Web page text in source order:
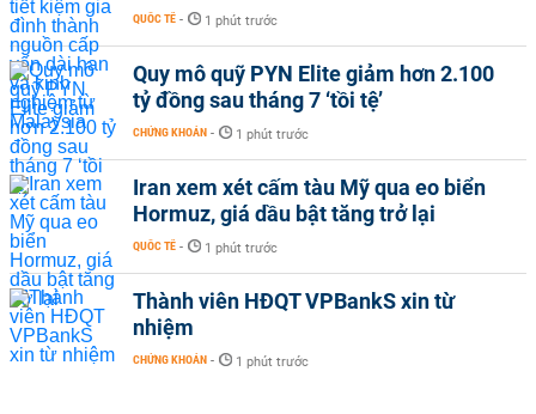
QUỐC TẾ - 1 phút trước
Quy mô quỹ PYN Elite giảm hơn 2.100
tỷ đồng sau tháng 7 ‘tồi tệ’
CHỨNG KHOÁN - 1 phút trước
Iran xem xét cấm tàu Mỹ qua eo biển
Hormuz, giá dầu bật tăng trở lại
QUỐC TẾ - 1 phút trước
Thành viên HĐQT VPBankS xin từ
nhiệm
CHỨNG KHOÁN - 1 phút trước